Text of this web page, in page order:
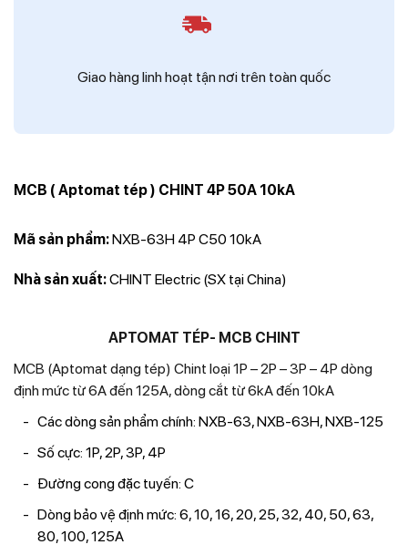
Giao hàng linh hoạt tận nơi trên toàn quốc
MCB ( Aptomat tép ) CHINT 4P 50A 10kA
Mã sản phẩm:NXB-63H 4P C50 10kA
Nhà sản xuất:CHINT Electric (SX tại China)
APTOMAT TÉP- MCB CHINT
MCB (Aptomat dạng tép) Chint loại 1P – 2P – 3P – 4P dòng
định mức từ 6A đến 125A, dòng cắt từ 6kA đến 10kA
Các dòng sản phẩm chính: NXB-63, NXB-63H, NXB-125
Số cực: 1P, 2P, 3P, 4P
Đường cong đặc tuyến: C
Dòng bảo vệ định mức: 6, 10, 16, 20, 25, 32, 40, 50, 63,
80, 100, 125A